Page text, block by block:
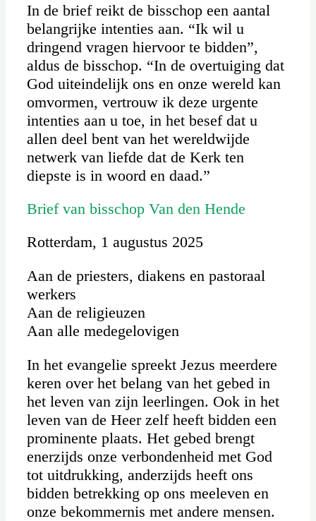
In de brief reikt de bisschop een aantal
belangrijke intenties aan. “Ik wil u
dringend vragen hiervoor te bidden”,
aldus de bisschop. “In de overtuiging dat
God uiteindelijk ons en onze wereld kan
omvormen, vertrouw ik deze urgente
intenties aan u toe, in het besef dat u
allen deel bent van het wereldwijde
netwerk van liefde dat de Kerk ten
diepste is in woord en daad.”
Brief van bisschop Van den Hende
Rotterdam, 1 augustus 2025
Aan de priesters, diakens en pastoraal
werkers
Aan de religieuzen
Aan alle medegelovigen
In het evangelie spreekt Jezus meerdere
keren over het belang van het gebed in
het leven van zijn leerlingen. Ook in het
leven van de Heer zelf heeft bidden een
prominente plaats. Het gebed brengt
enerzijds onze verbondenheid met God
tot uitdrukking, anderzijds heeft ons
bidden betrekking op ons meeleven en
onze bekommernis met andere mensen.